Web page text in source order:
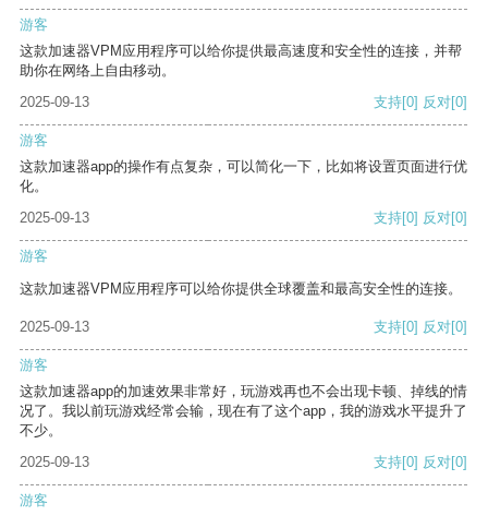
游客
这款加速器VPM应用程序可以给你提供最高速度和安全性的连接，并帮
助你在网络上自由移动。
2025-09-13
支持[0] 反对[0]
游客
这款加速器app的操作有点复杂，可以简化一下，比如将设置页面进行优
化。
2025-09-13
支持[0] 反对[0]
游客
这款加速器VPM应用程序可以给你提供全球覆盖和最高安全性的连接。
2025-09-13 支持[0] 反对[0]
游客
这款加速器app的加速效果非常好，玩游戏再也不会出现卡顿、掉线的情
况了。我以前玩游戏经常会输，现在有了这个app，我的游戏水平提升了
不少。
2025-09-13
支持[0] 反对[0]
游客